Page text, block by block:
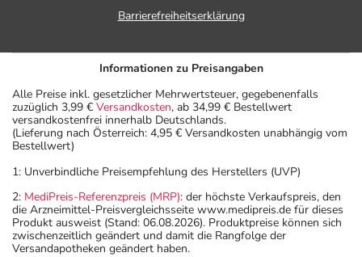
Barrierefreiheitserklärung
Informationen zu Preisangaben
Alle Preise inkl. gesetzlicher Mehrwertsteuer, gegebenenfalls
zuzüglich 3,99 € Versandkosten, ab 34,99 € Bestellwert
versandkostenfrei innerhalb Deutschlands.
(Lieferung nach Österreich: 4,95 € Versandkosten unabhängig vom
Bestellwert)
1: Unverbindliche Preisempfehlung des Herstellers (UVP)
2: MediPreis-Referenzpreis (MRP): der höchste Verkaufspreis, den
die Arzneimittel-Preisvergleichsseite www.medipreis.de für dieses
Produkt ausweist (Stand: 06.08.2026). Produktpreise können sich
zwischenzeitlich geändert und damit die Rangfolge der
Versandapotheken geändert haben.